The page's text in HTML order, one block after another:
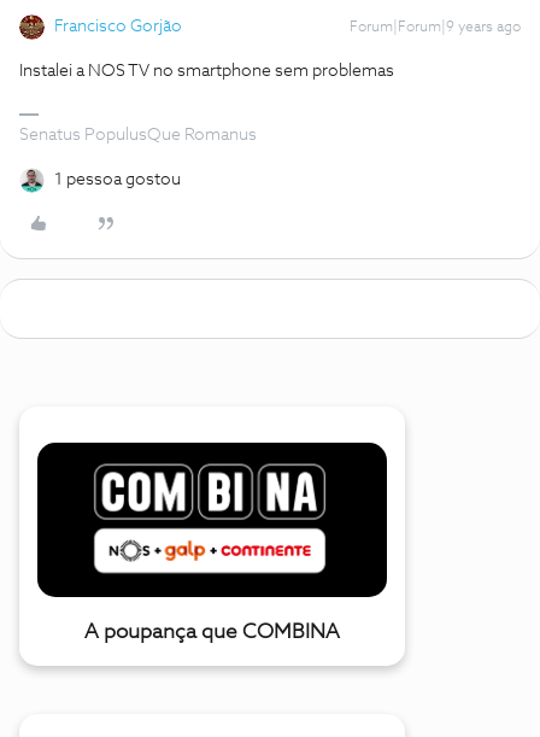
Francisco Gorjão Forum|Forum|9 years ago
Instalei a NOS TV no smartphone sem problemas
Senatus PopulusQue Romanus
1 pessoa gostou
A poupança que COMBINA